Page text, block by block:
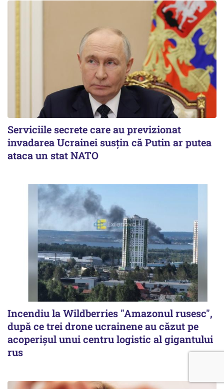
Serviciile secrete care au previzionat
invadarea Ucrainei susțin că Putin ar putea
ataca un stat NATO
Incendiu la Wildberries "Amazonul rusesc",
după ce trei drone ucrainene au căzut pe
acoperişul unui centru logistic al gigantului
rus